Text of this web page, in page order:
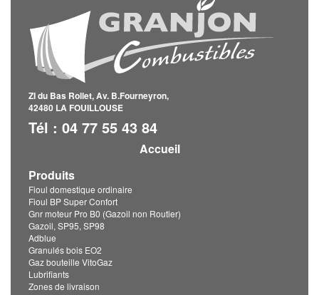
ZI du Bas Rollet, Av. B.Fourneyron,
42480 LA FOUILLOUSE
Tél : 04 77 55 43 84
Accueil
Produits
Fioul domestique ordinaire
Fioul BP Super Confort
Gnr moteur Pro B0 (Gazoil non Routier)
Gazoil, SP95, SP98
Adblue
Granulés bois EO2
Gaz bouteille VitoGaz
Lubrifiants
Zones de livraison